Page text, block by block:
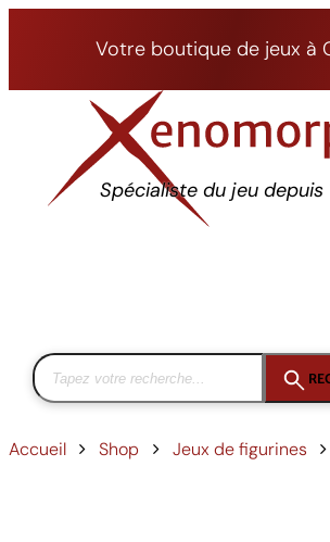
Votre boutique de jeux à
Spécialiste du jeu depuis
Accueil Shop Jeux de figurines